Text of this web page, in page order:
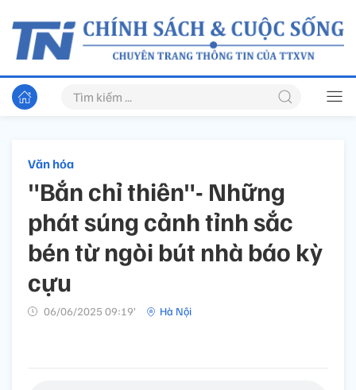
Văn hóa
"Bắn chỉ thiên"- Những
phát súng cảnh tỉnh sắc
bén từ ngòi bút nhà báo kỳ
cựu
06/06/2025 09:19’ Hà Nội